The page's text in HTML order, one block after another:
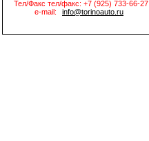
Тел/Факс тел/факс: +7 (925) 733-66-27
e-mail:
info@torinoauto.ru